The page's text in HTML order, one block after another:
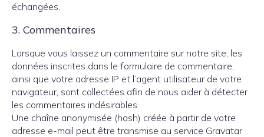
échangées.
3. Commentaires
Lorsque vous laissez un commentaire sur notre site, les
données inscrites dans le formulaire de commentaire,
ainsi que votre adresse IP et l’agent utilisateur de votre
navigateur, sont collectées afin de nous aider à détecter
les commentaires indésirables.
Une chaîne anonymisée (hash) créée à partir de votre
adresse e-mail peut être transmise au service Gravatar